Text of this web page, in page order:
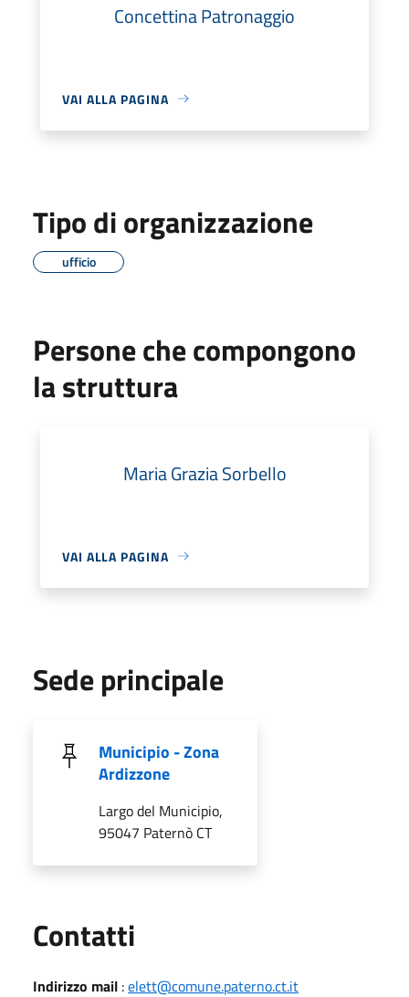
Concettina Patronaggio
VAI ALLA PAGINA
Tipo di organizzazione
ufficio
Persone che compongono
la struttura
Maria Grazia Sorbello
VAI ALLA PAGINA
Sede principale
Municipio - Zona
Ardizzone
Largo del Municipio,
95047 Paternò CT
Contatti
Indirizzo mail :elett@comune.paterno.ct.it